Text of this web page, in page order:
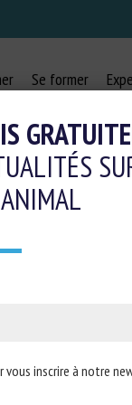
Se former
THE
inscrire à notre